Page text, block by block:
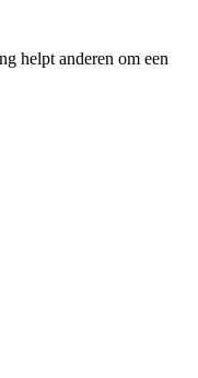
helpt anderen om een